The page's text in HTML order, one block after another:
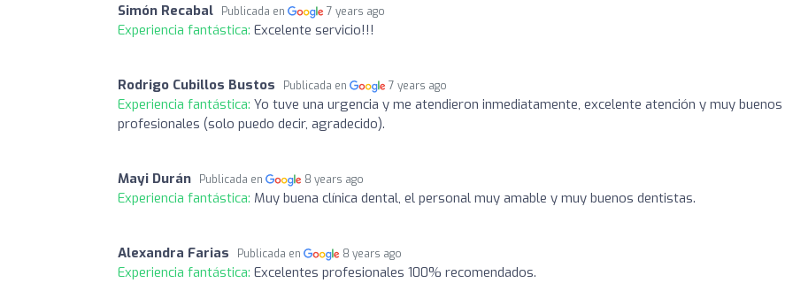
Simón Recabal Publicada en 7 years ago
Experiencia fantástica: Excelente servicio!!!
Rodrigo Cubillos Bustos Publicada en 7 years ago
Experiencia fantástica: Yo tuve una urgencia y me atendieron inmediatamente, excelente atención y muy buenos
profesionales (solo puedo decir, agradecido).
Mayi Durán Publicada en 8 years ago
Experiencia fantástica: Muy buena clínica dental, el personal muy amable y muy buenos dentistas.
Alexandra Farias Publicada en 8 years ago
Experiencia fantástica: Excelentes profesionales 100% recomendados.